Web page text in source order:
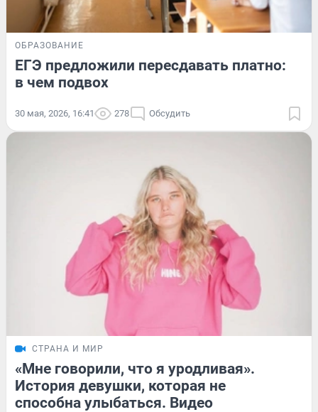
ОБРАЗОВАНИЕ
ЕГЭ предложили пересдавать платно:
в чем подвох
30 мая, 2026, 16:41 278 Обсудить
СТРАНА И МИР
«Мне говорили, что я уродливая».
История девушки, которая не
способна улыбаться. Видео